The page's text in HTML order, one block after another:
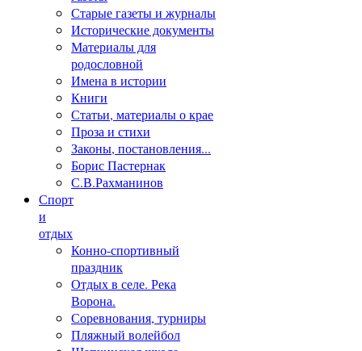
Старые газеты и журналы
Исторические документы
Материалы для
родословной
Имена в истории
Книги
Статьи, материалы о крае
Проза и стихи
Законы, постановления...
Борис Пастернак
С.В.Рахманинов
Спорт
и
отдых
Конно-спортивный
праздник
Отдых в селе. Река
Ворона.
Соревнования, турниры
Пляжный волейбол